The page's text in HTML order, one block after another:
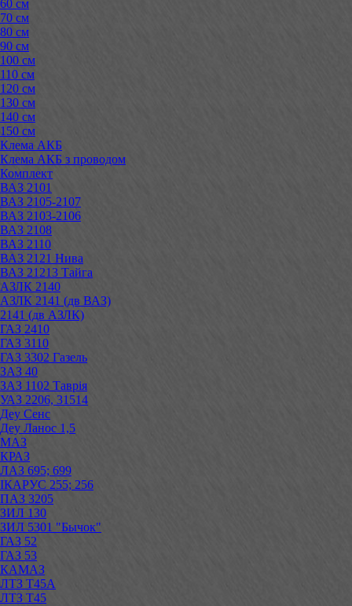
60 см
70 см
80 см
90 см
100 см
110 см
120 см
130 см
140 см
150 см
Клема АКБ
Клема АКБ з проводом
Комплект
ВАЗ 2101
ВАЗ 2105-2107
ВАЗ 2103-2106
ВАЗ 2108
ВАЗ 2110
ВАЗ 2121 Нива
ВАЗ 21213 Тайга
АЗЛК 2140
АЗЛК 2141 (дв ВАЗ)
2141 (дв АЗЛК)
ГАЗ 2410
ГАЗ 3110
ГАЗ 3302 Газель
ЗАЗ 40
ЗАЗ 1102 Таврія
УАЗ 2206, 31514
Деу Сенс
Деу Ланос 1,5
МАЗ
КРАЗ
ЛАЗ 695; 699
ІКАРУС 255; 256
ПАЗ 3205
ЗИЛ 130
ЗИЛ 5301 "Бычок"
ГАЗ 52
ГАЗ 53
КАМАЗ
ЛТЗ Т45А
ЛТЗ Т45